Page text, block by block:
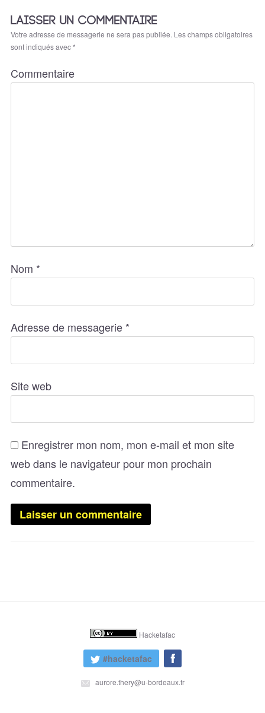
LAISSER UN COMMENTAIRE
Votre adresse de messagerie ne sera pas publiée. Les champs obligatoires
sont indiqués avec*
Commentaire
Nom *
Adresse de messagerie *
Site web
Enregistrer mon nom, mon e-mail et mon site
web dans le navigateur pour mon prochain
commentaire.
Hacketafac
#hacketafac
aurore.thery@u-bordeaux.fr